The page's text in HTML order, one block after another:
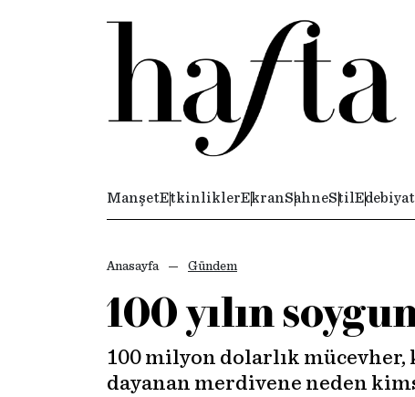
ManşetEtkinliklerEkranSahneStil Edebiyat
Anasayfa Gündem
100 yılın
100 milyon dolarlık
dayanan merdivene neden